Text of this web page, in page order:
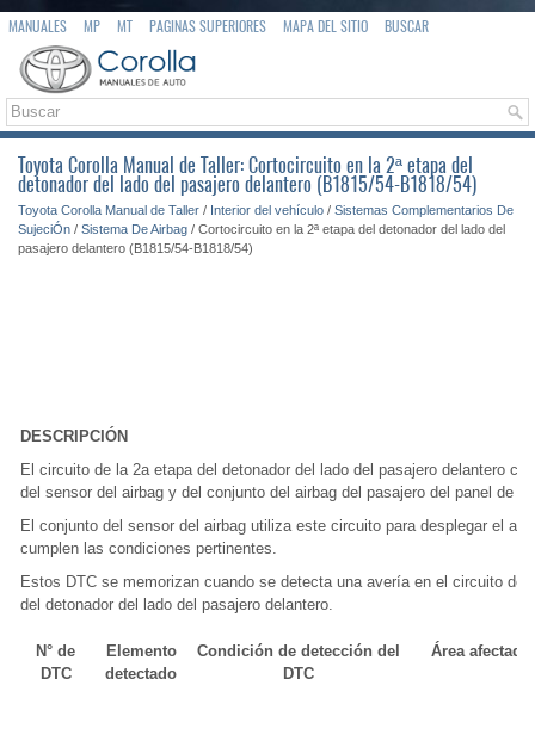
MANUALES MP MT PAGINAS SUPERIORES MAPA DEL SITIO BUSCAR
Toyota Corolla Manual de Taller: Cortocircuito en la 2ª etapa del
detonador del lado del pasajero delantero (B1815/54-B1818/54)
Toyota Corolla Manual de Taller / Interior del vehículo / Sistemas Complementarios De
SujeciÓn / Sistema De Airbag / Cortocircuito en la 2ª etapa del detonador del lado del
pasajero delantero (B1815/54-B1818/54)
DESCRIPCIÓN
El circuito de la 2a etapa del detonador del lado del pasajero delantero
del sensor del airbag y del conjunto del airbag del pasajero del panel de
El conjunto del sensor del airbag utiliza este circuito para desplegar el
cumplen las condiciones pertinentes.
Estos DTC se memorizan cuando se detecta una avería en el circuito de
del detonador del lado del pasajero delantero.
N° de
DTC
Elemento
detectado
Condición de detección del
DTC
Área afectada